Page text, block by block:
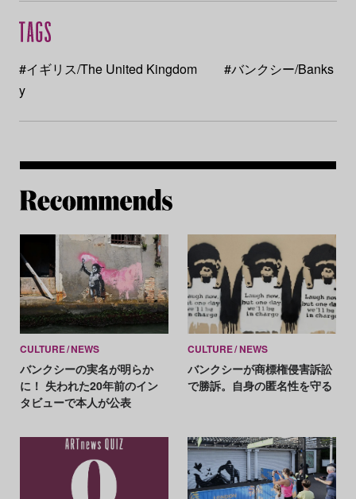
#イギリス/The United Kingdom
#バンクシー/Banks
y
CULTURE NEWS
バンクシーの実名が明らか
に！ 失われた20年前のイン
タビューで本人が公表
CULTURE NEWS
バンクシーが商標権侵害訴訟
で勝訴。自身の匿名性を守る